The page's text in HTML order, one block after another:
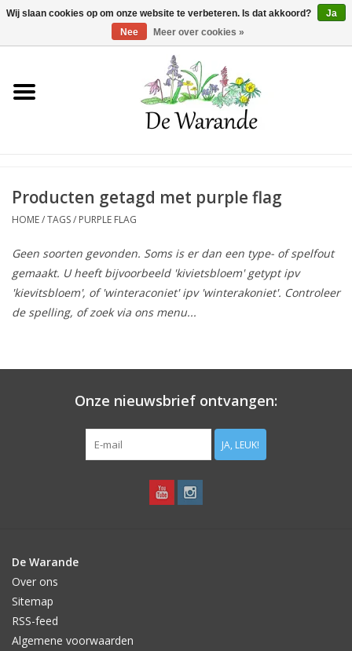
Winkelwagen >0 Artikelen - €0,00
Home
Voorjaarsbloeiers
Herfstbloeiers
Schaduwplanten
Bodemverbetering
Overige producten
Sterke Bollen Dagen
Nieuws
Producten getagd met purple flag
HOME/TAGS/ PURPLE FLAG
Geen soorten gevonden. Soms is er dan een type- of spelfout
gemaakt. U heeft bijvoorbeeld 'kivietsbloem' getypt ipv
'kievitsbloem', of 'winteraconiet' ipv 'winterakoniet'. Controleer
de spelling, of zoek via ons menu...
Onze nieuwsbrief ontvangen:
JA, LEUK!
De Warande
Over ons
Sitemap
RSS-feed
Algemene voorwaarden
Wij slaan cookies op om onze website te verbeteren. Is dat akkoord?
Ja
Nee
Meer over cookies »